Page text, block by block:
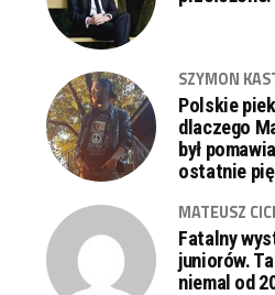
SZYMON
Polskie
dlaczego
był
ostatnie
MATEUSZ
Fatalny
juniorów.
niemal od